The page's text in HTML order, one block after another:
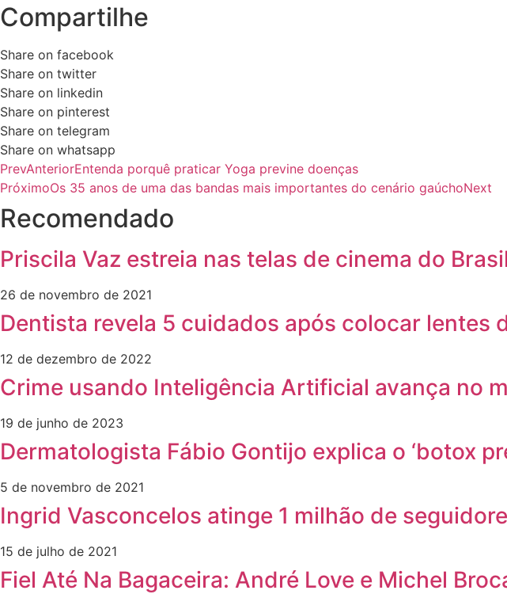
Compartilhe
Share on facebook
Share on twitter
Share on linkedin
Share on pinterest
Share on telegram
Share on whatsapp
PrevAnteriorEntenda porquê praticar Yoga previne doenças
PróximoOs 35 anos de uma das bandas mais importantes do cenário gaúchoNext
Recomendado
Priscila Vaz estreia nas telas de cinema do
26 de novembro de 2021
Dentista revela 5 cuidados após colocar lentes
12 de dezembro de 2022
Crime usando Inteligência Artificial avança no
19 de junho de 2023
Dermatologista Fábio Gontijo explica o ‘botox
5 de novembro de 2021
Ingrid Vasconcelos atinge 1 milhão de
15 de julho de 2021
Fiel Até Na Bagaceira: André Love e Michel